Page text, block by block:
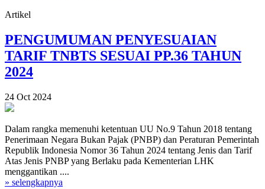
Artikel
PENGUMUMAN PENYESUAIAN
TARIF TNBTS SESUAI PP.36 TAHUN
2024
24 Oct 2024
Dalam rangka memenuhi ketentuan UU No.9 Tahun 2018 tentang
Penerimaan Negara Bukan Pajak (PNBP) dan Peraturan Pemerintah
Republik Indonesia Nomor 36 Tahun 2024 tentang Jenis dan Tarif
Atas Jenis PNBP yang Berlaku pada Kementerian LHK
menggantikan ....
» selengkapnya